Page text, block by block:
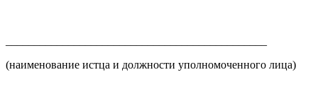
(наименование истца и должности уполномоченного лица)